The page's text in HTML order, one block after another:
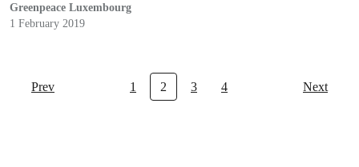
Greenpeace Luxembourg
1 February 2019
Prev 1 2 3 4 Next